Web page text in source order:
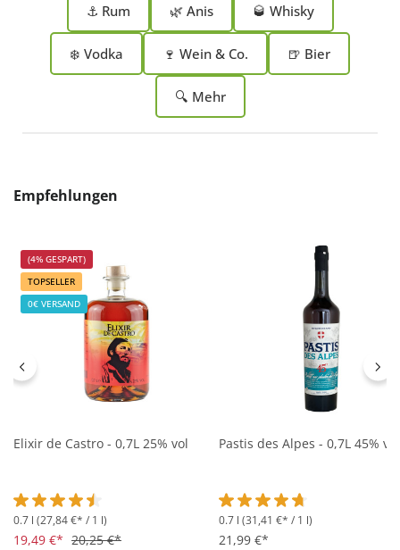
⚓ Rum 🌿 Anis 🥃 Whisky
❄️ Vodka 🍷 Wein & Co. 🍺 Bier
🔍 Mehr
Produktgalerie überspringen
Empfehlungen
(4% GESPART)
TOPSELLER
0€ VERSAND
Elixir de Castro - 0,7L 25% vol
Durchschnittliche Bewertung von 4.5 von 5 Sternen
0.7 l (27,84 €* / 1 l)
19,49 €* 20,25 €*
Pastis des Alpes - 0,7L 45% vol
Durchschnittliche
0.7 l (31,41 €* / 1 l)
21,99 €*